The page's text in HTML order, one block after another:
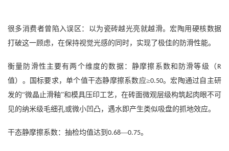
很多消费者曾陷入误区：以为瓷砖越光亮就越滑。宏陶用硬核数据
打破这一顾虑，在保持视觉光感的同时，实现了极佳的防滑性能。
衡量防滑性主要有两个维度的数据：静摩擦系数和防滑等级（ R
值）。国标要求，单个值干态静摩擦系数应≥0.50。宏陶通过自主研
发的“微晶止滑釉”和模具压印工艺，在砖面微观层级构筑起肉眼不可
见的纳米级毛细孔或微小凹凸，遇水即产生类似吸盘的抓地效应。
干态静摩擦系数：抽检均值达到 0.68—0.75。